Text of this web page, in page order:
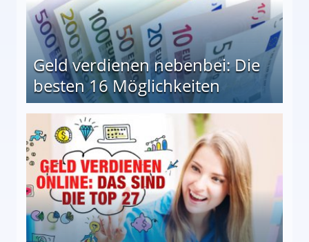
Geld verdienen nebenbei: Die
besten 16 Möglichkeiten